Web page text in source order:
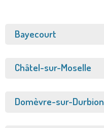
Afficher
Bayecourt
Afficher
Châtel-sur-Moselle
Afficher
Domèvre-sur-Durbion